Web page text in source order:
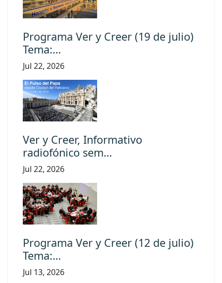
Programa Ver y Creer (19 de julio)
Tema:…
Jul 22, 2026
Ver y Creer, Informativo
radiofónico sem…
Jul 22, 2026
Programa Ver y Creer (12 de julio)
Tema:…
Jul 13, 2026